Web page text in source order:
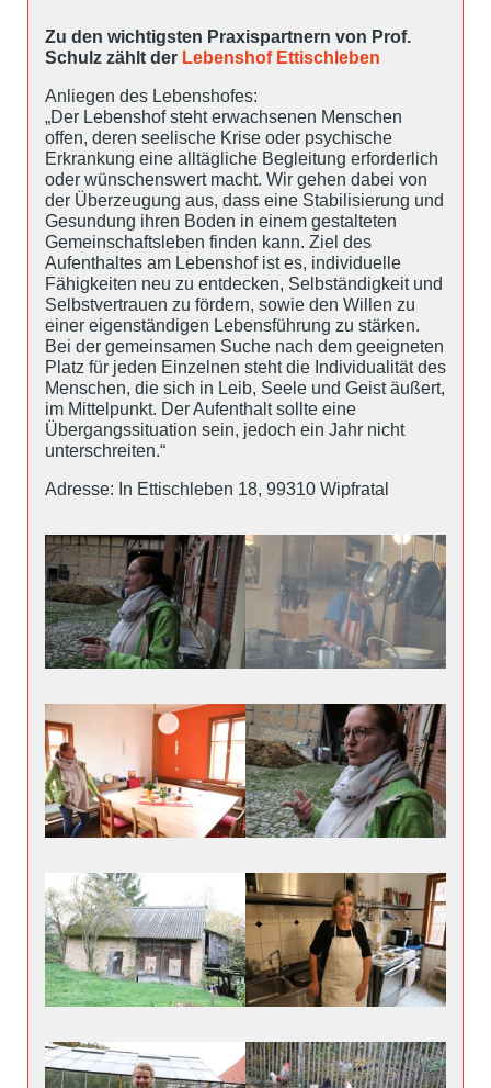
Zu den wichtigsten Praxispartnern von Prof.
Schulz zählt der Lebenshof Ettischleben
Anliegen des Lebenshofes:
„Der Lebenshof steht erwachsenen Menschen
offen, deren seelische Krise oder psychische
Erkrankung eine alltägliche Begleitung erforderlich
oder wünschenswert macht. Wir gehen dabei von
der Überzeugung aus, dass eine Stabilisierung und
Gesundung ihren Boden in einem gestalteten
Gemeinschaftsleben finden kann. Ziel des
Aufenthaltes am Lebenshof ist es, individuelle
Fähigkeiten neu zu entdecken, Selbständigkeit und
Selbstvertrauen zu fördern, sowie den Willen zu
einer eigenständigen Lebensführung zu stärken.
Bei der gemeinsamen Suche nach dem geeigneten
Platz für jeden Einzelnen steht die Individualität des
Menschen, die sich in Leib, Seele und Geist äußert,
im Mittelpunkt. Der Aufenthalt sollte eine
Übergangssituation sein, jedoch ein Jahr nicht
unterschreiten.“
Adresse: In Ettischleben 18, 99310 Wipfratal